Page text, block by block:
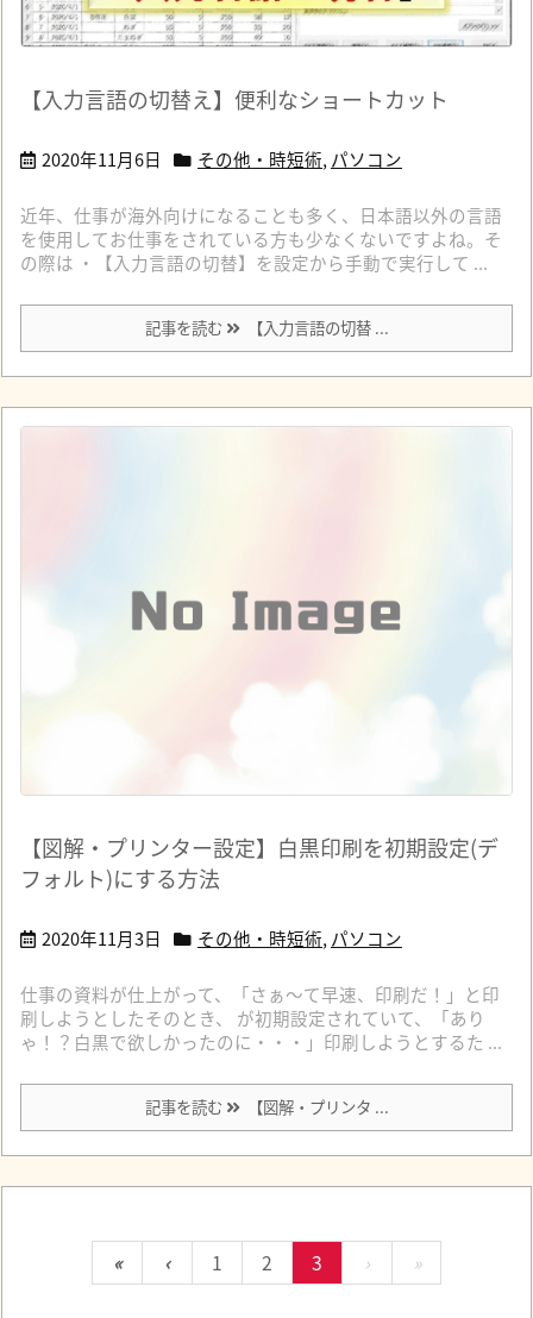
【入力言語の切替え】便利なショートカット
2020年11月6日 その他・時短術, パソコン
近年、仕事が海外向けになることも多く、日本語以外の言語
を使用してお仕事をされている方も少なくないですよね。そ
の際は ・【入力言語の切替】を設定から手動で実行して ...
記事を読む 【入力言語の切替 ...
【図解・プリンター設定】白黒印刷を初期設定(デ
フォルト)にする方法
2020年11月3日 その他・時短術, パソコン
仕事の資料が仕上がって、「さぁ～て早速、印刷だ！」と印
刷しようとしたそのとき、 が初期設定されていて、「あり
ゃ！？白黒で欲しかったのに・・・」印刷しようとするた ...
記事を読む 【図解・プリンタ ...
« ‹ 1 2 3 › »